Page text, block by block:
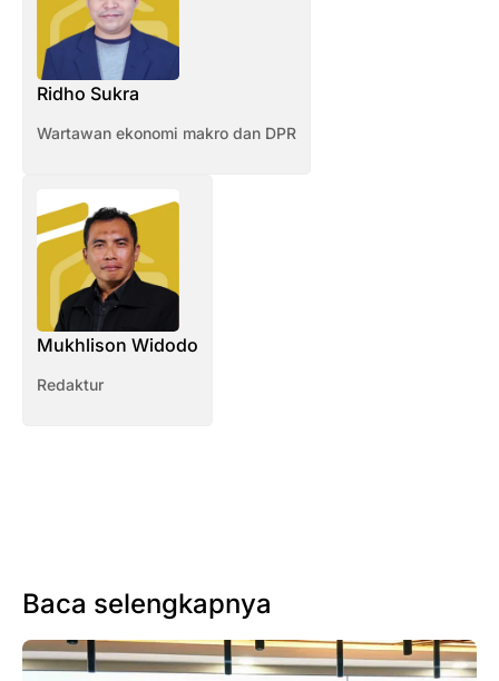
Ridho Sukra
Wartawan ekonomi makro dan DPR
Mukhlison Widodo
Redaktur
Baca selengkapnya